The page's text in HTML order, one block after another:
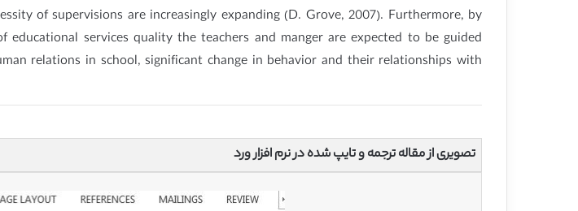
of supervisions are increasingly expanding (D. Grove, 2007). Furthermore, by
services quality the teachers and manger are expected to be guided
relations in school, significant change in behavior and their relationships with
تصویری از مقاله ترجمه و تایپ شده در نرم افزار ورد